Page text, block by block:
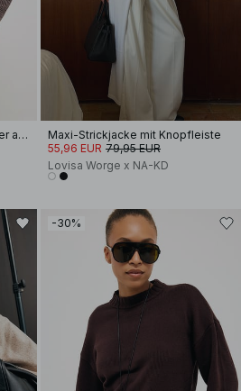
Weit ausgeschnittener Pullover aus Wollmischung
Maxi-Strickjacke mit Knopfleiste
55,96 EUR 79,95 EUR
Lovisa Worge x NA-KD
-30%